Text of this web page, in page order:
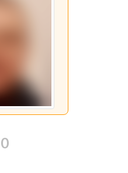
0